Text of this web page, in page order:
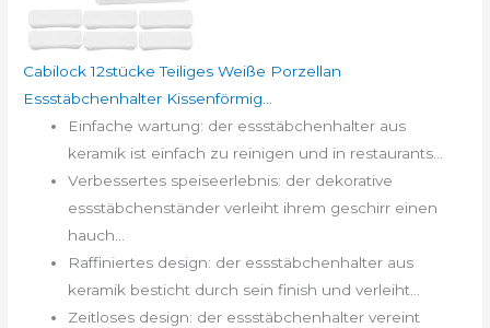
Cabilock 12stücke Teiliges Weiße Porzellan
Essstäbchenhalter Kissenförmig...
Einfache wartung: der essstäbchenhalter aus
keramik ist einfach zu reinigen und in restaurants...
Verbessertes speiseerlebnis: der dekorative
essstäbchenständer verleiht ihrem geschirr einen
hauch...
Raffiniertes design: der essstäbchenhalter aus
keramik besticht durch sein finish und verleiht...
Zeitloses design: der essstäbchenhalter vereint